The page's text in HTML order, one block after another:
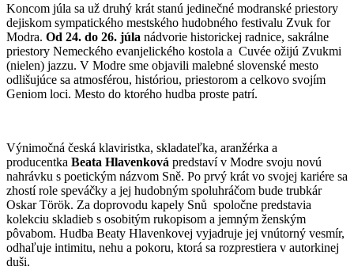
Koncom júla sa už druhý krát stanú jedinečné modranské priestory
dejiskom sympatického mestského hudobného festivalu Zvuk for
Modra. Od 24. do 26. júla nádvorie historickej radnice, sakrálne
priestory Nemeckého evanjelického kostola a Cuvée ožijú Zvukmi
(nielen) jazzu. V Modre sme objavili malebné slovenské mesto
odlišujúce sa atmosférou, históriou, priestorom a celkovo svojím
Geniom loci. Mesto do ktorého hudba proste patrí.
Výnimočná česká klaviristka, skladateľka, aranžérka a
producentka Beata Hlavenková predstaví v Modre svoju novú
nahrávku s poetickým názvom Sně. Po prvý krát vo svojej kariére sa
zhostí role speváčky a jej hudobným spoluhráčom bude trubkár
Oskar Török. Za doprovodu kapely Snů spoločne predstavia
kolekciu skladieb s osobitým rukopisom a jemným ženským
pôvabom. Hudba Beaty Hlavenkovej vyjadruje jej vnútorný vesmír,
odhaľuje intimitu, nehu a pokoru, ktorá sa rozprestiera v autorkinej
duši.